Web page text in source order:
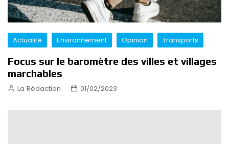
Actualité Environnement Opinion Transports
Focus sur le baromètre des villes et villages
marchables
La Rédaction 01/02/2023